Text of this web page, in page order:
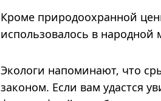
Кроме природоохранной
использовалось в народной
Экологи напоминают, что
законом. Если вам удастся